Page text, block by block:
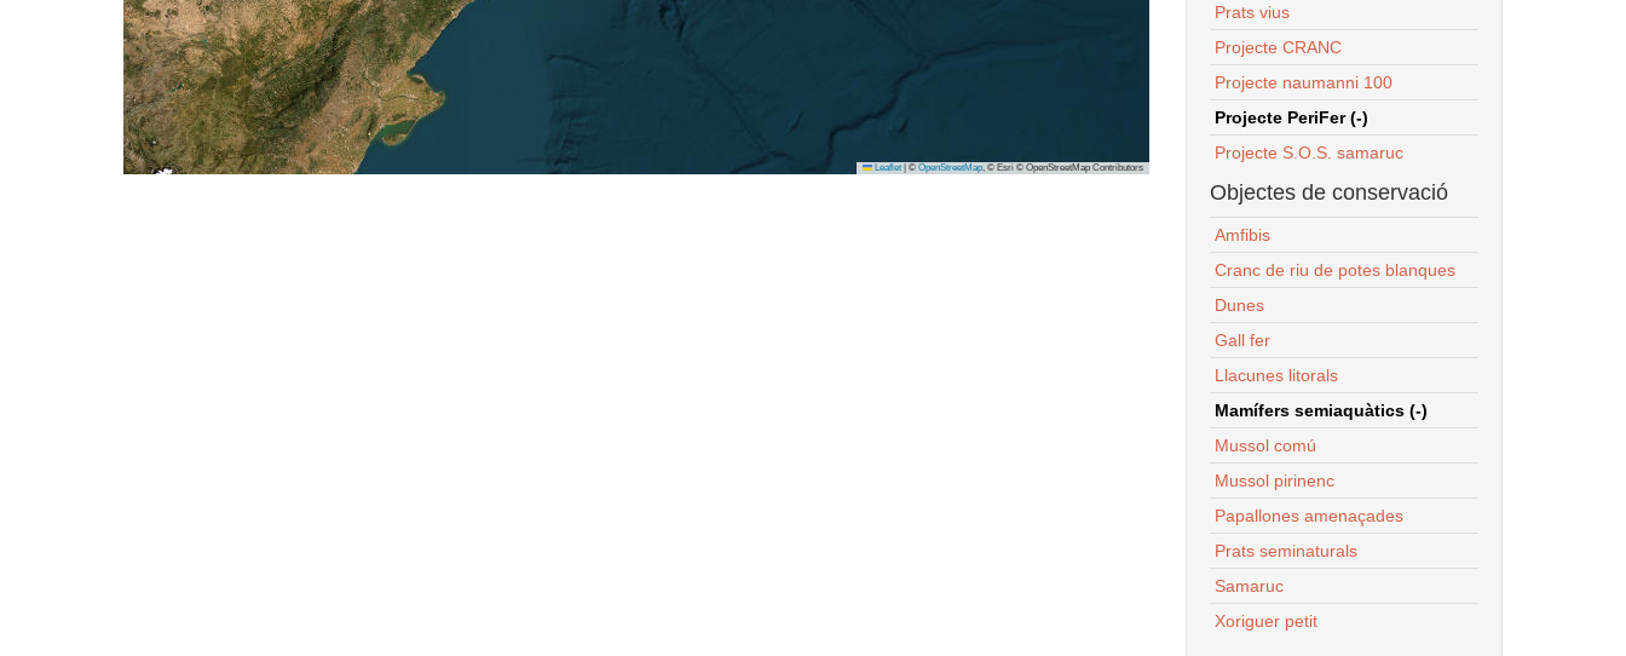
Leaflet © OpenStreetMap, © Esri © OpenStreetMap Contributors
Prats vius
Projecte CRANC
Projecte naumanni 100
Projecte PeriFer (-)
Projecte S.O.S. samaruc
Objectes de conservació
Amfibis
Cranc de riu de potes blanques
Dunes
Gall fer
Llacunes litorals
Mamífers semiaquàtics (-)
Mussol comú
Mussol pirinenc
Papallones amenaçades
Prats seminaturals
Samaruc
Xoriguer petit